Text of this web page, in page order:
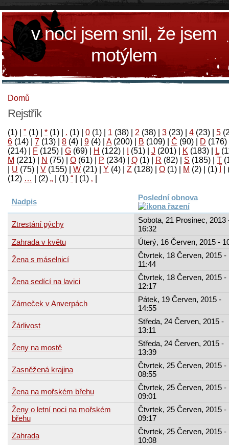
v noci jsem snil, že jsem
motýlem
Domů
Rejstřík
(1) " (1) * (1) . (1) 0 (1) 1 (38) 2 (38) 3 (23) 4 (23) 5
6 (14) 7 (13) 8 (4) 9 (4) A(200) B (109) Č (90) D (176)
(214)
F (125) G (69) H (122) (51) J (201) K (183) L
M (221) N (75) O (61) P (234) Q (1) R (82) S (185) T
U (75) V (155) W (21) Y (4) Z (128) Ο (1) М (2)
(1)
‚
(1)
“
(1)
„
(2)
…
(12)
Nadpis Poslední obnova
Ztrestání pýchy
Sobota, 21 Prosinec, 2013
16:32
Zahrada v květu
Úterý, 16 Červen, 2015 -
Žena s máselnicí
Čtvrtek, 18 Červen, 2015 -
11:44
Žena sedící na lavici
Čtvrtek, 18 Červen, 2015 -
12:17
Zámeček v Anverpách
Pátek, 19 Červen, 2015 -
14:55
Žárlivost
Středa, 24 Červen, 2015 -
13:11
Ženy na mostě
Středa, 24 Červen, 2015 -
13:39
Zasněžená krajina
Čtvrtek, 25 Červen, 2015 -
08:55
Žena na mořském břehu
Čtvrtek, 25 Červen, 2015 -
09:01
Ženy o letní noci na mořském
břehu
Čtvrtek, 25 Červen, 2015 -
09:17
Zahrada
Čtvrtek, 25 Červen, 2015 -
10:08